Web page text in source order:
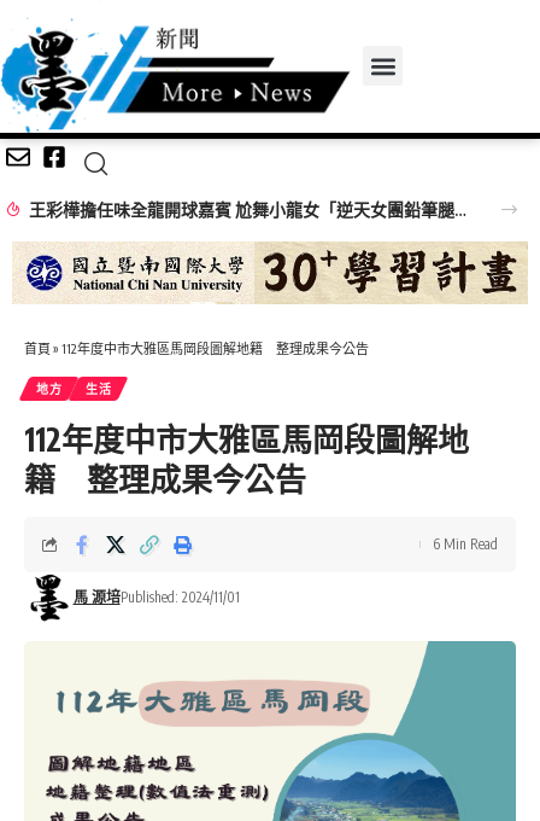
王彩樺擔任味全龍開球嘉賓 尬舞小龍女「逆天女團鉛筆腿」搶鏡
首頁 » 112年度中市大雅區馬岡段圖解地籍 整理成果今公告
地方 生活
112年度中市大雅區馬岡段圖解地
籍 整理成果今公告
馬 源培Published: 2024/11/01
6 Min Read